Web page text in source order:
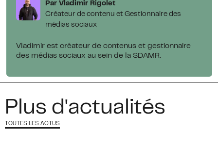
Par Vladimir Rigolet
Créateur de contenu et Gestionnaire des
médias sociaux
Vladimir est créateur de contenus et gestionnaire
des médias sociaux au sein de la SDAMR.
Plus d'actualités
TOUTES LES ACTUS